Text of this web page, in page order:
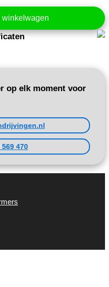
winkelwagen
op elk moment voor
569 470